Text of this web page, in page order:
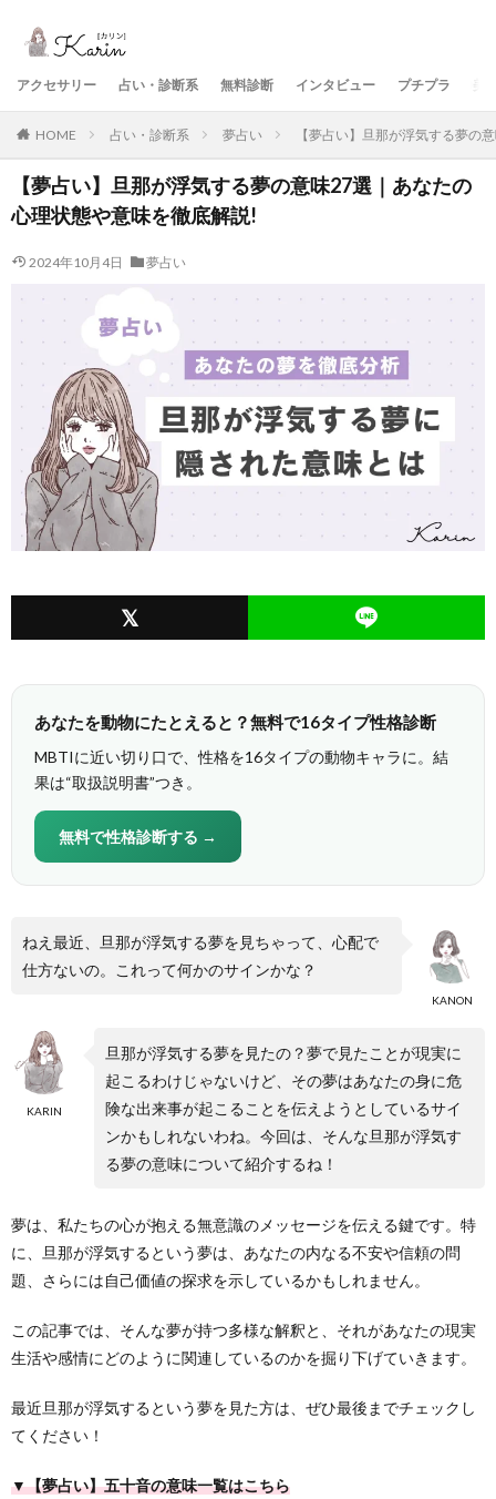
アクセサリー 占い・診断系 無料診断 インタビュー プチプラ
HOME 占い・診断系 夢占い 【夢占い】旦那が浮気する夢の
【夢占い】旦那が浮気する夢の意味27選｜あなたの
心理状態や意味を徹底解説!
2024年10月4日 夢占い
あなたを動物にたとえると？無料で16タイプ性格診断
MBTIに近い切り口で、性格を16タイプの動物キャラに。結
果は“取扱説明書”つき。
無料で性格診断する →
KANON
ねえ最近、旦那が浮気する夢を見ちゃって、心配で
仕方ないの。これって何かのサインかな？
KARIN
旦那が浮気する夢を見たの？夢で見たことが現実に
起こるわけじゃないけど、その夢はあなたの身に危
険な出来事が起こることを伝えようとしているサイ
ンかもしれないわね。今回は、そんな旦那が浮気す
る夢の意味について紹介するね！
夢は、私たちの心が抱える無意識のメッセージを伝える鍵です。特
に、旦那が浮気するという夢は、あなたの内なる不安や信頼の問
題、さらには自己価値の探求を示しているかもしれません。
この記事では、そんな夢が持つ多様な解釈と、それがあなたの現実
生活や感情にどのように関連しているのかを掘り下げていきます。
最近旦那が浮気するという夢を見た方は、ぜひ最後までチェックし
てください！
▼【夢占い】五十音の意味一覧はこちら